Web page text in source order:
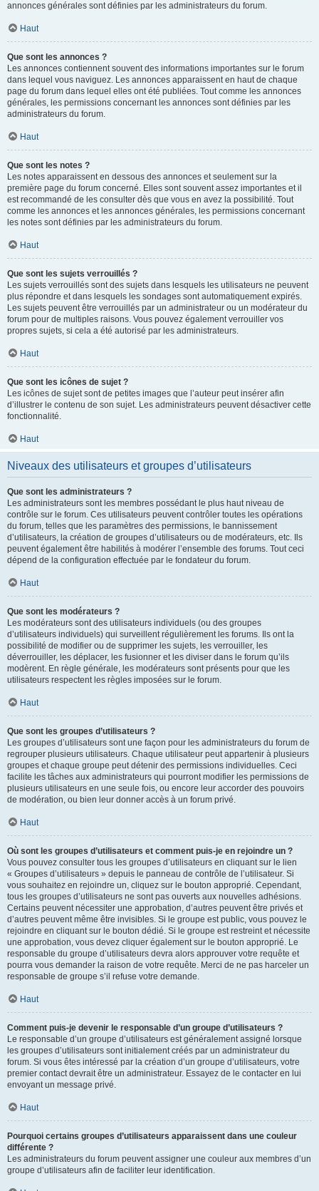
annonces générales sont définies par les administrateurs du forum.
Haut
Que sont les annonces ?
Les annonces contiennent souvent des informations importantes sur le forum
dans lequel vous naviguez. Les annonces apparaissent en haut de chaque
page du forum dans lequel elles ont été publiées. Tout comme les annonces
générales, les permissions concernant les annonces sont définies par les
administrateurs du forum.
Haut
Que sont les notes ?
Les notes apparaissent en dessous des annonces et seulement sur la
première page du forum concerné. Elles sont souvent assez importantes et il
est recommandé de les consulter dès que vous en avez la possibilité. Tout
comme les annonces et les annonces générales, les permissions concernant
les notes sont définies par les administrateurs du forum.
Haut
Que sont les sujets verrouillés ?
Les sujets verrouillés sont des sujets dans lesquels les utilisateurs ne peuvent
plus répondre et dans lesquels les sondages sont automatiquement expirés.
Les sujets peuvent être verrouillés par un administrateur ou un modérateur du
forum pour de multiples raisons. Vous pouvez également verrouiller vos
propres sujets, si cela a été autorisé par les administrateurs.
Haut
Que sont les icônes de sujet ?
Les icônes de sujet sont de petites images que l’auteur peut insérer afin
d’illustrer le contenu de son sujet. Les administrateurs peuvent désactiver cette
fonctionnalité.
Haut
Niveaux des utilisateurs et groupes d’utilisateurs
Que sont les administrateurs ?
Les administrateurs sont les membres possédant le plus haut niveau de
contrôle sur le forum. Ces utilisateurs peuvent contrôler toutes les opérations
du forum, telles que les paramètres des permissions, le bannissement
d’utilisateurs, la création de groupes d’utilisateurs ou de modérateurs, etc. Ils
peuvent également être habilités à modérer l’ensemble des forums. Tout ceci
dépend de la configuration effectuée par le fondateur du forum.
Haut
Que sont les modérateurs ?
Les modérateurs sont des utilisateurs individuels (ou des groupes
d’utilisateurs individuels) qui surveillent régulièrement les forums. Ils ont la
possibilité de modifier ou de supprimer les sujets, les verrouiller, les
déverrouiller, les déplacer, les fusionner et les diviser dans le forum qu’ils
modèrent. En règle générale, les modérateurs sont présents pour que les
utilisateurs respectent les règles imposées sur le forum.
Haut
Que sont les groupes d’utilisateurs ?
Les groupes d’utilisateurs sont une façon pour les administrateurs du forum de
regrouper plusieurs utilisateurs. Chaque utilisateur peut appartenir à plusieurs
groupes et chaque groupe peut détenir des permissions individuelles. Ceci
facilite les tâches aux administrateurs qui pourront modifier les permissions de
plusieurs utilisateurs en une seule fois, ou encore leur accorder des pouvoirs
de modération, ou bien leur donner accès à un forum privé.
Haut
Où sont les groupes d’utilisateurs et comment puis-je en rejoindre un ?
Vous pouvez consulter tous les groupes d’utilisateurs en cliquant sur le lien
« Groupes d’utilisateurs » depuis le panneau de contrôle de l’utilisateur. Si
vous souhaitez en rejoindre un, cliquez sur le bouton approprié. Cependant,
tous les groupes d’utilisateurs ne sont pas ouverts aux nouvelles adhésions.
Certains peuvent nécessiter une approbation, d’autres peuvent être privés et
d’autres peuvent même être invisibles. Si le groupe est public, vous pouvez le
rejoindre en cliquant sur le bouton dédié. Si le groupe est restreint et nécessite
une approbation, vous devez cliquer également sur le bouton approprié. Le
responsable du groupe d’utilisateurs devra alors approuver votre requête et
pourra vous demander la raison de votre requête. Merci de ne pas harceler un
responsable de groupe s’il refuse votre demande.
Haut
Comment puis-je devenir le responsable d’un groupe d’utilisateurs ?
Le responsable d’un groupe d’utilisateurs est généralement assigné lorsque
les groupes d’utilisateurs sont initialement créés par un administrateur du
forum. Si vous êtes intéressé par la création d’un groupe d’utilisateurs, votre
premier contact devrait être un administrateur. Essayez de le contacter en lui
envoyant un message privé.
Haut
Pourquoi certains groupes d’utilisateurs apparaissent dans une couleur
différente ?
Les administrateurs du forum peuvent assigner une couleur aux membres d’un
groupe d’utilisateurs afin de faciliter leur identification.